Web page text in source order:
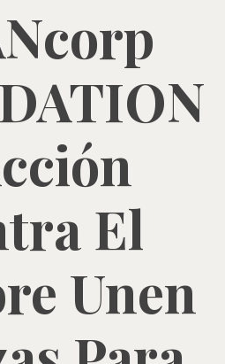
El
Unen